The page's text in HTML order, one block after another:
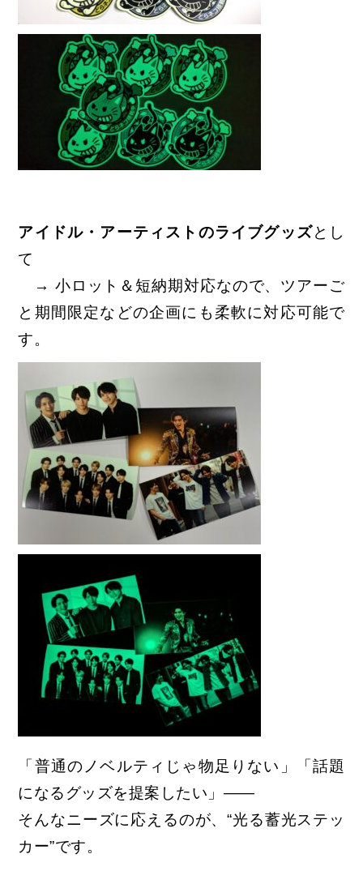
アイドル・アーティストのライブグッズとし
て
→ 小ロット＆短納期対応なので、ツアーご
と期間限定などの企画にも柔軟に対応可能で
す。
「普通のノベルティじゃ物足りない」「話題
になるグッズを提案したい」――
そんなニーズに応えるのが、“光る蓄光ステッ
カー”です。